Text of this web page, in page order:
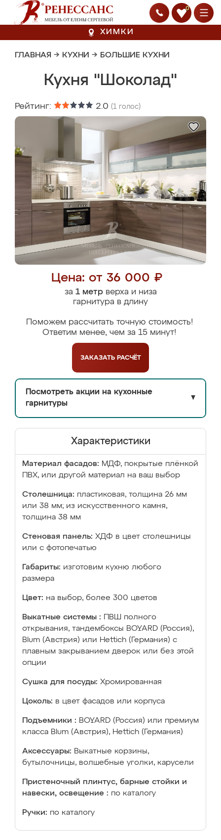
0
ХИМКИ
ГЛАВНАЯ → КУХНИ → БОЛЬШИЕ КУХНИ
Кухня "Шоколад"
Рейтинг: 2.0 (1 голос)
Цена: от 36 000 ₽
за 1 метрверха и низа
гарнитура в длину
Поможем рассчитать точную стоимость!
Ответим менее, чем за 15 минут!
ЗАКАЗАТЬ РАСЧЁТ
Посмотреть акции на кухонные
гарнитуры
▼
Характеристики
Материал фасадов: МДФ, покрытые плёнкой
ПВХ, или другой материал на ваш выбор
Столешница: пластиковая, толщина 26 мм
или 38 мм; из искусственного камня,
толщина 38 мм
Стеновая панель: ХДФ в цвет столешницы
или с фотопечатью
Габариты: изготовим кухню любого
размера
Цвет: на выбор, более 300 цветов
Выкатные системы :
ПВШ полного
открывания, тандембоксы BOYARD (Россия),
Blum (Австрия) или Hettich (Германия) с
плавным закрыванием дверок или без этой
опции
Сушка для посуды: Хромированная
Цоколь: в цвет фасадов или корпуса
Подъемники : BOYARD (Россия) или премиум
класса Blum (Австрия), Hettich (Германия)
Аксессуары: Выкатные корзины,
бутылочницы, волшебные уголки, карусели
Пристеночный плинтус, барные стойки и
навески, освещение : по каталогу
Ручки: по каталогу